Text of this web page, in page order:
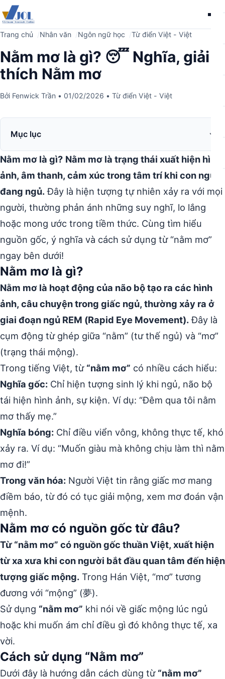
Trang chủ Nhân văn Ngôn ngữ học Từ điển Việt - Việt
Nằm mơ là gì? 😴 Nghĩa, giải
thích Nằm mơ
Bởi Fenwick Trần • 01/02/2026 • Từ điển Việt - Việt
Mục lục
Nằm mơ là gì? Nằm mơ là trạng thái xuất hiện hình
ảnh, âm thanh, cảm xúc trong tâm trí khi con người
đang ngủ.Đây là hiện tượng tự nhiên xảy ra với mọi
người, thường phản ánh những suy nghĩ, lo lắng
hoặc mong ước trong tiềm thức. Cùng tìm hiểu
nguồn gốc, ý nghĩa và cách sử dụng từ “nằm mơ”
ngay bên dưới!
Nằm mơ là gì?
Nằm mơ là hoạt động của não bộ tạo ra các hình
ảnh, câu chuyện trong giấc ngủ, thường xảy ra ở
giai đoạn ngủ REM (Rapid Eye Movement).Đây là
cụm động từ ghép giữa “nằm” (tư thế ngủ) và “mơ”
(trạng thái mộng).
Trong tiếng Việt, từ “nằm mơ” có nhiều cách hiểu:
Nghĩa gốc: Chỉ hiện tượng sinh lý khi ngủ, não bộ
tái hiện hình ảnh, sự kiện. Ví dụ: “Đêm qua tôi nằm
mơ thấy mẹ.”
Nghĩa bóng: Chỉ điều viển vông, không thực tế, khó
xảy ra. Ví dụ: “Muốn giàu mà không chịu làm thì nằm
mơ đi!”
Trong văn hóa: Người Việt tin rằng giấc mơ mang
điềm báo, từ đó có tục giải mộng, xem mơ đoán vận
mệnh.
Nằm mơ có nguồn gốc từ đâu?
Từ “nằm mơ” có nguồn gốc thuần Việt, xuất hiện
từ xa xưa khi con người bắt đầu quan tâm đến hiện
tượng giấc mộng. Trong Hán Việt, “mơ” tương
đương với “mộng” (夢).
Sử dụng “nằm mơ” khi nói về giấc mộng lúc ngủ
hoặc khi muốn ám chỉ điều gì đó không thực tế, xa
vời.
Cách sử dụng “Nằm mơ”
Dưới đây là hướng dẫn cách dùng từ “nằm mơ”